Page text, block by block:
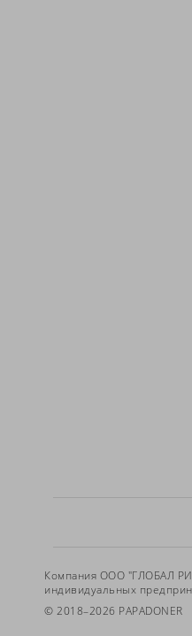
Компания ООО "ГЛОБАЛ
индивидуальных
© 2018–2026 PAPADONER